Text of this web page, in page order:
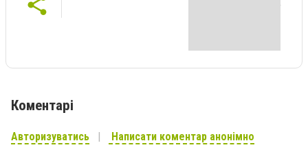
Коментарі
Авторизуватись Написати коментар анонімно